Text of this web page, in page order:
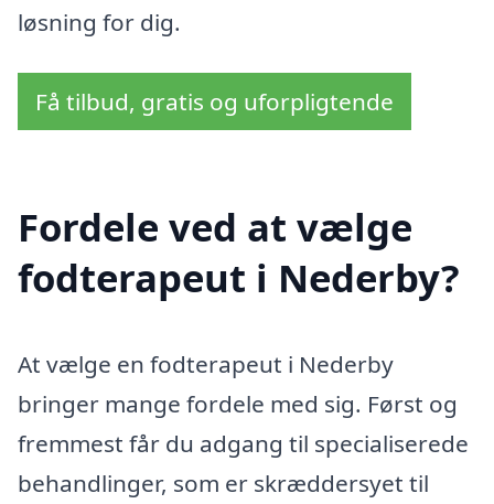
løsning for dig.
Få tilbud, gratis og uforpligtende
Fordele ved at vælge
fodterapeut i Nederby?
At vælge en fodterapeut i Nederby
bringer mange fordele med sig. Først og
fremmest får du adgang til specialiserede
behandlinger, som er skræddersyet til